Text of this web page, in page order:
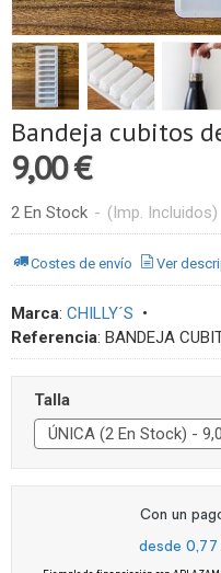
Bandeja cubitos
9,00 €
2 En Stock - (Imp. Incluidos)
Costes de envío Ver
Marca: CHILLY´S •
Referencia: BANDEJA
Talla